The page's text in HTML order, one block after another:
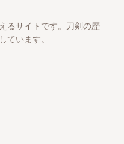
るサイトです。刀剣の歴
ています。